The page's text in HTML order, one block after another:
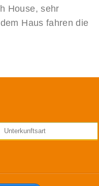
House, sehr
Haus fahren die